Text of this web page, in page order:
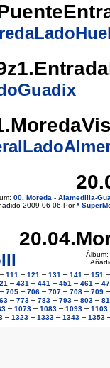
00. Moreda - Alamedilla-
2009-06-06 Por*
Álbum:
– 111 – 121 – 131 – 141 – 151
– 431 – 441 – 451 – 461 –
– 705 – 706 – 707 – 708 – 709
– 773 – 783 – 793 – 803 –
– 1073 – 1083 – 1093 – 1103
– 1323– 1333– 1343– 1353